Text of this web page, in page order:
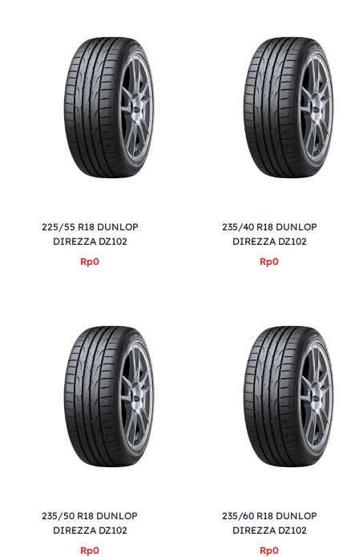
225/55 R18 DUNLOP
DIREZZA DZ102
Rp0
235/40 R18 DUNLOP
DIREZZA DZ102
Rp0
235/50 R18 DUNLOP
DIREZZA DZ102
Rp0
235/60 R18 DUNLOP
DIREZZA DZ102
Rp0